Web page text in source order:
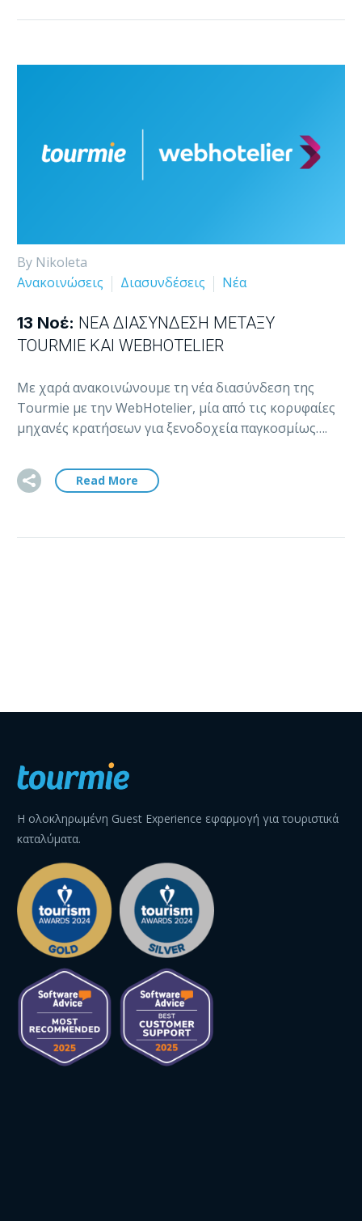
By Nikoleta
Ανακοινώσεις
Διασυνδέσεις Νέα
13 Νοέ: ΝΈΑ ΔΙΑΣΎΝΔΕΣΗ ΜΕΤΑΞΎ
TOURMIE ΚΑΙ WEBHOTELIER
Με χαρά ανακοινώνουμε τη νέα διασύνδεση της
Tourmie με την WebHotelier, μία από τις κορυφαίες
μηχανές κρατήσεων για ξενοδοχεία παγκοσμίως….
Read More
Η ολοκληρωμένη Guest Experience εφαρμογή για τουριστικά
καταλύματα.